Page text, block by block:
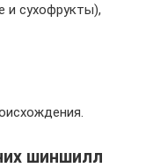
и сухофрукты),
шиншилл